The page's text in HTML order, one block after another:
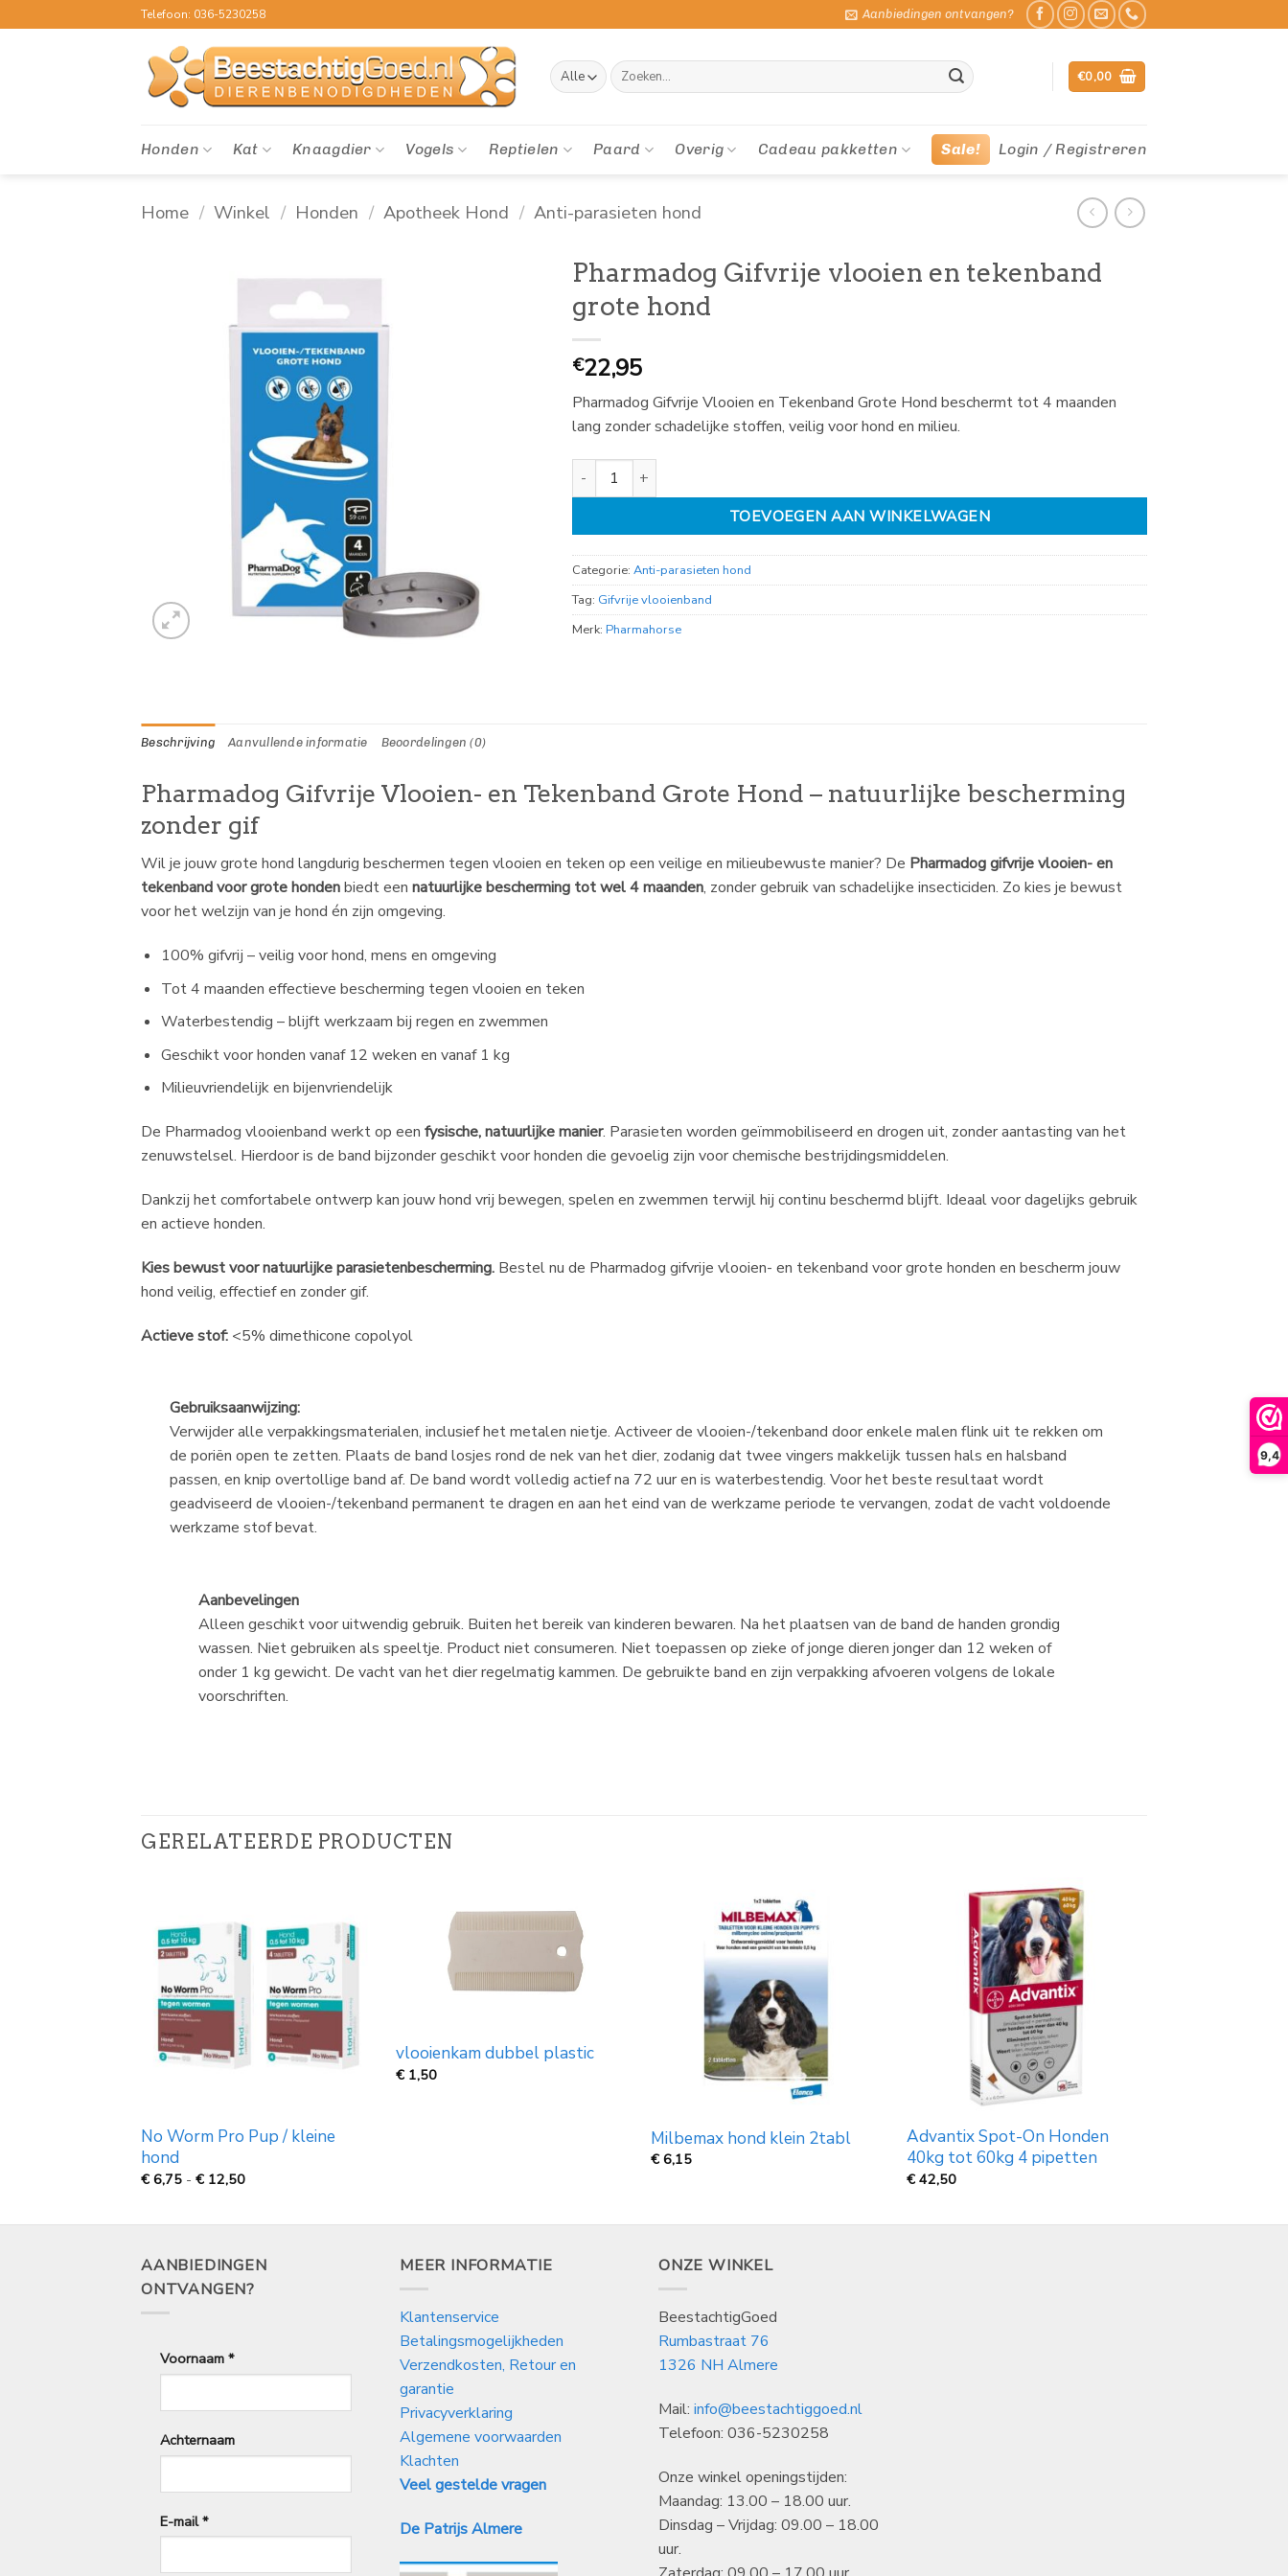
9,4
naar
Telefoon: 036-5230258 Aanbiedingen ontvangen?
Zoeken
naar:
€0,00
Honden Kat Knaagdier Vogels Reptielen Paard Overig Cadeau pakketten Sale! Login / Registreren
Home / Winkel / Honden / Apotheek Hond / Anti-parasieten hond
Pharmadog Gifvrije vlooien en tekenband
grote hond
€22,95
Pharmadog Gifvrije Vlooien en Tekenband Grote Hond beschermt tot 4 maanden
lang zonder schadelijke stoffen, veilig voor hond en milieu.
Pharmadog Gifvrije vlooien en tekenband grote hond aantal
TOEVOEGEN AAN WINKELWAGEN
Categorie: Anti-parasieten hond
Tag: Gifvrije vlooienband
Merk: Pharmahorse
Beschrijving Aanvullende informatie Beoordelingen (0)
Pharmadog Gifvrije Vlooien- en Tekenband Grote Hond – natuurlijke bescherming
zonder gif
Wil je jouw grote hond langdurig beschermen tegen vlooien en teken op een veilige en milieubewuste manier? De Pharmadog gifvrije vlooien- en
tekenband voor grote hondenbiedt een natuurlijke bescherming tot wel 4 maanden, zonder gebruik van schadelijke insecticiden. Zo kies je bewust
voor het welzijn van je hond én zijn omgeving.
100% gifvrij – veilig voor hond, mens en omgeving
Tot 4 maanden effectieve bescherming tegen vlooien en teken
Waterbestendig – blijft werkzaam bij regen en zwemmen
Geschikt voor honden vanaf 12 weken en vanaf 1 kg
Milieuvriendelijk en bijenvriendelijk
De Pharmadog vlooienband werkt op een fysische, natuurlijke manier. Parasieten worden geïmmobiliseerd en drogen uit, zonder aantasting van het
zenuwstelsel. Hierdoor is de band bijzonder geschikt voor honden die gevoelig zijn voor chemische bestrijdingsmiddelen.
Dankzij het comfortabele ontwerp kan jouw hond vrij bewegen, spelen en zwemmen terwijl hij continu beschermd blijft. Ideaal voor dagelijks gebruik
en actieve honden.
Kies bewust voor natuurlijke parasietenbescherming. Bestel nu de Pharmadog gifvrije vlooien- en tekenband voor grote honden en bescherm jouw
hond veilig, effectief en zonder gif.
Actieve stof: <5% dimethicone copolyol
Gebruiksaanwijzing:
Verwijder alle verpakkingsmaterialen, inclusief het metalen nietje. Activeer de vlooien-/tekenband door enkele malen flink uit te rekken om
de poriën open te zetten. Plaats de band losjes rond de nek van het dier, zodanig dat twee vingers makkelijk tussen hals en halsband
passen, en knip overtollige band af. De band wordt volledig actief na 72 uur en is waterbestendig. Voor het beste resultaat wordt
geadviseerd de vlooien-/tekenband permanent te dragen en aan het eind van de werkzame periode te vervangen, zodat de vacht voldoende
werkzame stof bevat.
Aanbevelingen
Alleen geschikt voor uitwendig gebruik. Buiten het bereik van kinderen bewaren. Na het plaatsen van de band de handen grondig
wassen. Niet gebruiken als speeltje. Product niet consumeren. Niet toepassen op zieke of jonge dieren jonger dan 12 weken of
onder 1 kg gewicht. De vacht van het dier regelmatig kammen. De gebruikte band en zijn verpakking afvoeren volgens de lokale
voorschriften.
GERELATEERDE PRODUCTEN
No Worm Pro Pup / kleine
hond
€ 6,75 - € 12,50Prijsklasse:
vlooienkam dubbel plastic
€ 1,50
Milbemax hond klein 2tabl
€6,15
Advantix Spot-On Honden
40kg tot 60kg 4 pipetten
€ 42,50
AANBIEDINGEN
ONTVANGEN?
Voornaam *
Achternaam
E-mail*
MEER INFORMATIE
Klantenservice
Betalingsmogelijkheden
Verzendkosten, Retour en
garantie
Privacyverklaring
Algemene voorwaarden
Klachten
Veel gestelde vragen
De Patrijs Almere
ONZE WINKEL
BeestachtigGoed
Rumbastraat 76
1326 NH Almere
Mail: info@beestachtiggoed.nl
Telefoon: 036-5230258
Onze winkel openingstijden:
Maandag: 13.00 – 18.00 uur.
Dinsdag – Vrijdag: 09.00 – 18.00
uur.